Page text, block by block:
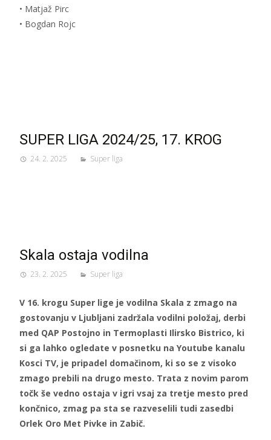
• Matjaž Pirc
• Bogdan Rojc
SUPER LIGA 2024/25, 17. KROG
24. 2. 2025 Super liga
Skala ostaja vodilna
23. 2. 2025 Super liga
V 16. krogu Super lige je vodilna Skala z zmago na
gostovanju v Ljubljani zadržala vodilni položaj, derbi
med QAP Postojno in Termoplasti Ilirsko Bistrico, ki
si ga lahko ogledate v posnetku na Youtube kanalu
Kosci TV, je pripadel domačinom, ki so se z visoko
zmago prebili na drugo mesto. Trata z novim parom
točk še vedno ostaja v igri vsaj za tretje mesto pred
končnico, zmag pa sta se razveselili tudi zasedbi
Orlek Oro Met Pivke in Zabič.